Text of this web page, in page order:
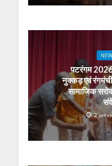
पटरंगम
नुक्कड़ एवं
सामाजिक
2